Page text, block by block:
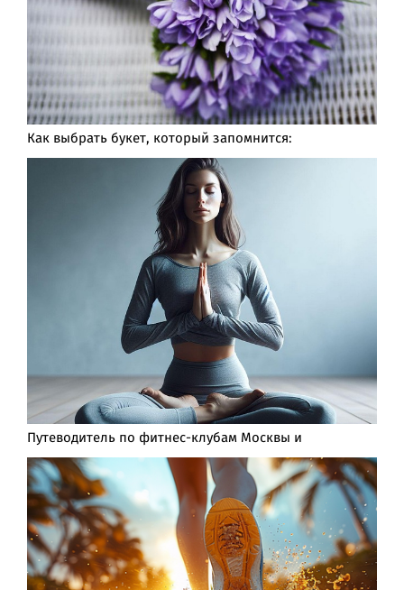
Как выбрать букет, который запомнится:
Путеводитель по фитнес-клубам Москвы и